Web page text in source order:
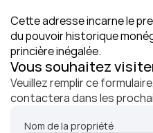
Cette adresse incarne le
du pouvoir historique
princière inégalée.
Vous souhaitez
Veuillez remplir ce
contactera dans les
Nom de la propriété